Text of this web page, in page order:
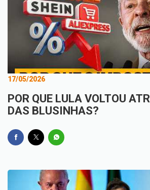
17/05/2026
POR QUE LULA VOLTOU
DAS BLUSINHAS?